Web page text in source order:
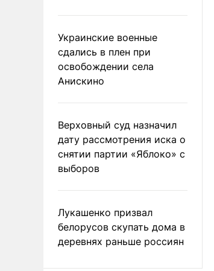
Украинские военные
сдались в плен при
освобождении села
Анискино
Верховный суд назначил
дату рассмотрения иска о
снятии партии «Яблоко» с
выборов
Лукашенко призвал
белорусов скупать дома в
деревнях раньше россиян